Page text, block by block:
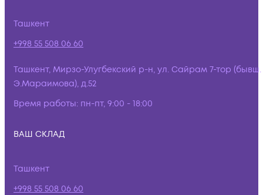
Ташкент
+998 55 508 06 60
Ташкент, Мирзо-Улугбекский р-н, ул. Сайрам 7-тор (бывш.
Э.Мараимова), д.52
Время работы: пн-пт, 9:00 - 18:00
ВАШ СКЛАД
Ташкент
+998 55 508 06 60